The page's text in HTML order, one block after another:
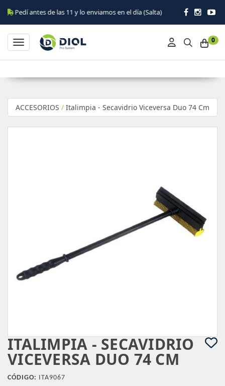
antes de las 11 y lo enviamos en el día (Salta)
0
Toggle navigation
ACCESORIOS / Italimpia - Secavidrio Viceversa Duo 74 Cm
ITALIMPIA - SECAVIDRIO
VICEVERSA DUO 74 CM
CÓDIGO: ITA9067